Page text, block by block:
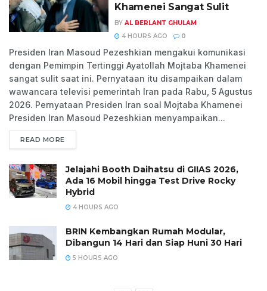
Khamenei Sangat Sulit
BY AL BERLANT GHULAM
4 HOURS AGO
0
Presiden Iran Masoud Pezeshkian mengakui komunikasi
dengan Pemimpin Tertinggi Ayatollah Mojtaba Khamenei
sangat sulit saat ini. Pernyataan itu disampaikan dalam
wawancara televisi pemerintah Iran pada Rabu, 5 Agustus
2026. Pernyataan Presiden Iran soal Mojtaba Khamenei
Presiden Iran Masoud Pezeshkian menyampaikan...
READ MORE
Jelajahi Booth Daihatsu di GIIAS 2026,
Ada 16 Mobil hingga Test Drive Rocky
Hybrid
4 HOURS AGO
BRIN Kembangkan Rumah Modular,
Dibangun 14 Hari dan Siap Huni 30 Hari
5 HOURS AGO